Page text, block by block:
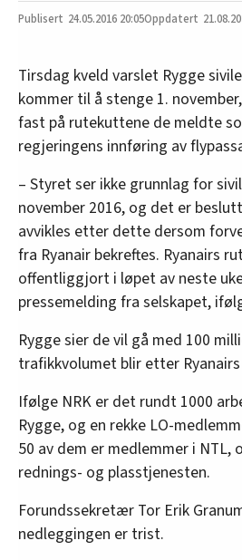
24.05.2016 20:05
Tirsdag kveld varslet Rygge
kommer til å stenge 1.
fast på rutekuttene de meldte
regjeringens innføring av
– Styret ser ikke grunnlag for
november 2016, og det er
avvikles etter dette dersom
fra Ryanair bekreftes. Ryanairs
offentliggjort i løpet av neste
pressemelding fra selskapet,
Rygge sier de vil gå med 100
trafikkvolumet blir etter
Ifølge NRK er det rundt 1000
Rygge, og en rekke LO-
50 av dem er medlemmer i NTL,
rednings- og plasstjenesten.
Forundssekretær Tor Erik
nedleggingen er trist.